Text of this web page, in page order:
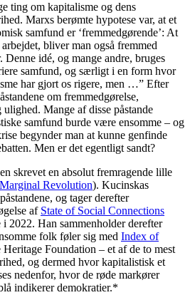
ting om kapitalisme og dens
Marxs berømte hypotese var, at et
samfund er ‘fremmedgørende’: At
bliver man også fremmed
Denne idé, og mange andre, bruges
samfund, og særligt i en form hvor
har gjort os rigere, men …” Efter
om fremmedgørelse,
Mange af disse påstande
samfund burde være ensomme – og
begynder man at kunne genfinde
Men er det egentligt sandt?
skrevet en absolut fremragende lille
Marginal Revolution). Kucinskas
og tager derefter
af State of Social Connections
2022. Han sammenholder derefter
folk føler sig med Index of
Heritage Foundation – et af de to mest
og dermed hvor kapitalistisk et
nedenfor, hvor de røde markører
indikerer demokratier.*